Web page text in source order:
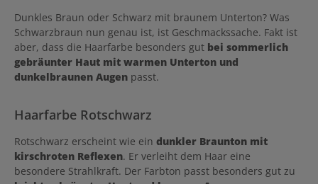
Dunkles Braun oder Schwarz mit braunem Unterton? Was
Schwarzbraun nun genau ist, ist Geschmackssache. Fakt ist
aber, dass die Haarfarbe besonders gut bei sommerlich
gebräunter Haut mit warmen Unterton und
dunkelbraunen Augen passt.
Haarfarbe Rotschwarz
Rotschwarz erscheint wie ein dunkler Braunton mit
kirschroten Reflexen. Er verleiht dem Haar eine
besondere Strahlkraft. Der Farbton passt besonders gut zu